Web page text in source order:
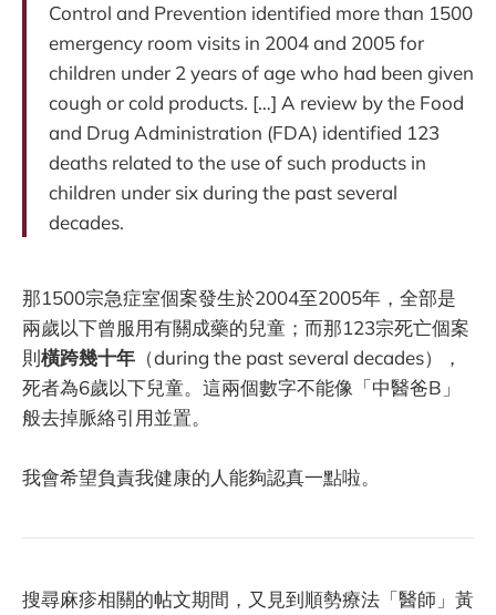
Control and Prevention identified more than 1500
emergency room visits in 2004 and 2005 for
children under 2 years of age who had been given
cough or cold products. […] A review by the Food
and Drug Administration (FDA) identified 123
deaths related to the use of such products in
children under six during the past several
decades.
那1500宗急症室個案發生於2004至2005年，全部是
兩歲以下曾服用有關成藥的兒童；而那123宗死亡個案
則橫跨幾十年 （during the past several decades），
死者為6歲以下兒童。這兩個數字不能像「中醫爸B」
般去掉脈絡引用並置。
我會希望負責我健康的人能夠認真一點啦。
搜尋麻疹相關的帖文期間，又見到順勢療法「醫師」黃